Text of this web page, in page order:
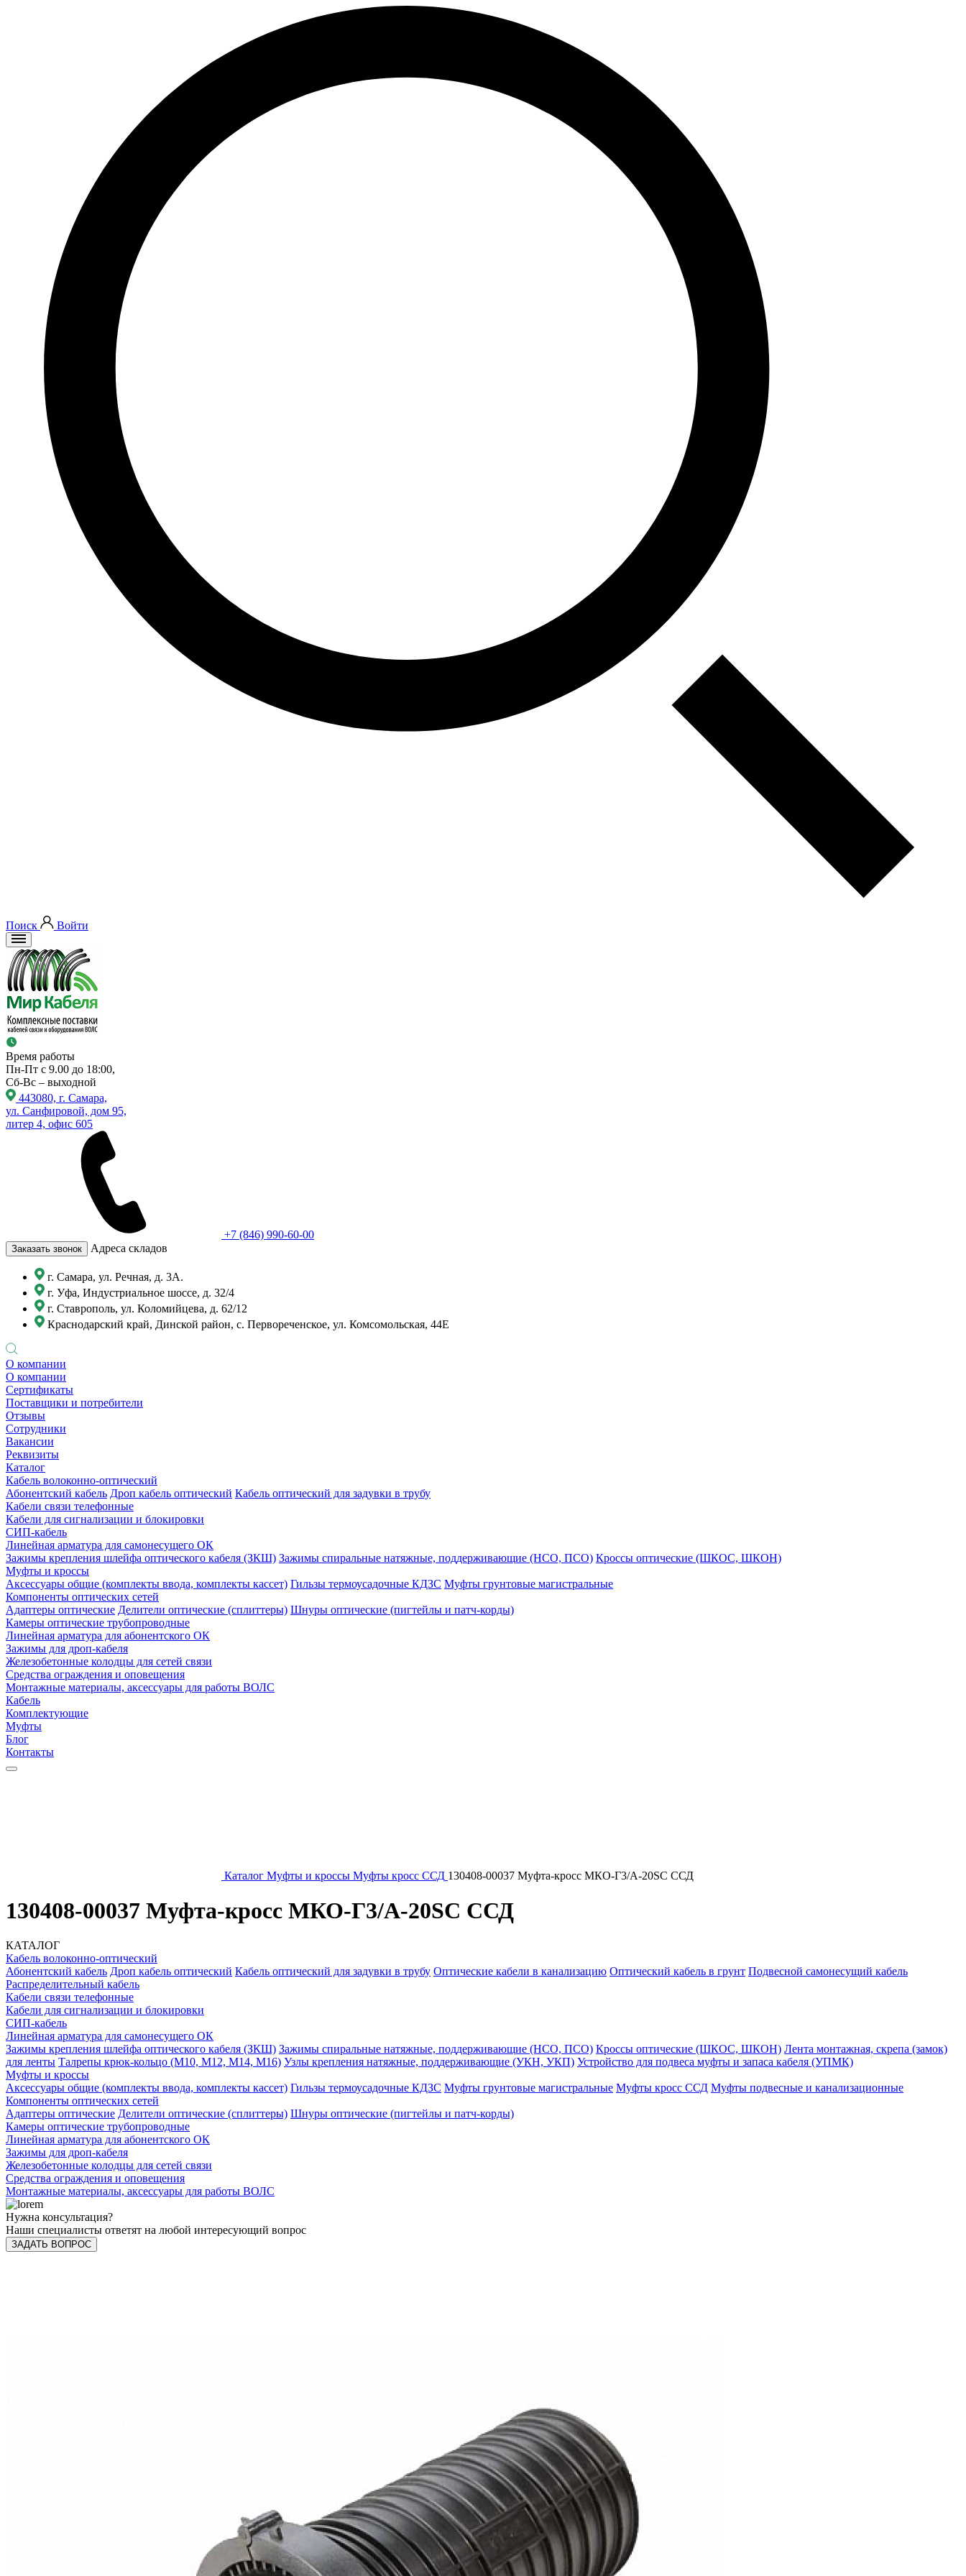
Поиск Войти
Время работы
Пн-Пт с 9.00 до 18:00,
Сб-Вс – выходной
443080, г. Самара,
ул. Санфировой, дом 95,
литер 4, офис 605
+7 (846) 990-60-00
Заказать звонок Адреса складов
г. Самара, ул. Речная, д. 3А.
г. Уфа, Индустриальное шоссе, д. 32/4
г. Ставрополь, ул. Коломийцева, д. 62/12
Краснодарский край, Динской район, с. Первореченское, ул. Комсомольская, 44Е
О компании
О компании
Сертификаты
Поставщики и потребители
Отзывы
Сотрудники
Вакансии
Реквизиты
Каталог
Кабель волоконно-оптический
Абонентский кабель Дроп кабель оптический Кабель оптический для задувки в трубу
Кабели связи телефонные
Кабели для сигнализации и блокировки
СИП-кабель
Линейная арматура для самонесущего ОК
Зажимы крепления шлейфа оптического кабеля (ЗКШ) Зажимы спиральные натяжные, поддерживающие (НСО, ПСО) Кроссы оптические (ШКОС, ШКОН)
Муфты и кроссы
Аксессуары общие (комплекты ввода, комплекты кассет) Гильзы термоусадочные КДЗС Муфты грунтовые магистральные
Компоненты оптических сетей
Адаптеры оптические Делители оптические (сплиттеры) Шнуры оптические (пигтейлы и патч-корды)
Камеры оптические трубопроводные
Линейная арматура для абонентского ОК
Зажимы для дроп-кабеля
Железобетонные колодцы для сетей связи
Средства ограждения и оповещения
Монтажные материалы, аксессуары для работы ВОЛС
Кабель
Комплектующие
Муфты
Блог
Контакты
Каталог Муфты и кроссы Муфты кросс ССД 130408-00037 Муфта-кросс МКО-Г3/A-20SC ССД
130408-00037 Муфта-кросс МКО-Г3/A-20SC ССД
КАТАЛОГ
Кабель волоконно-оптический
Абонентский кабель Дроп кабель оптический Кабель оптический для задувки в трубу Оптические кабели в канализацию Оптический кабель в грунт Подвесной самонесущий кабель
Распределительный кабель
Кабели связи телефонные
Кабели для сигнализации и блокировки
СИП-кабель
Линейная арматура для самонесущего ОК
Зажимы крепления шлейфа оптического кабеля (ЗКШ) Зажимы спиральные натяжные, поддерживающие (НСО, ПСО) Кроссы оптические (ШКОС, ШКОН) Лента монтажная, скрепа (замок)
для ленты Талрепы крюк-кольцо (М10, М12, М14, М16) Узлы крепления натяжные, поддерживающие (УКН, УКП) Устройство для подвеса муфты и запаса кабеля (УПМК)
Муфты и кроссы
Аксессуары общие (комплекты ввода, комплекты кассет) Гильзы термоусадочные КДЗС Муфты грунтовые магистральные Муфты кросс ССД Муфты подвесные и канализационные
Компоненты оптических сетей
Адаптеры оптические Делители оптические (сплиттеры) Шнуры оптические (пигтейлы и патч-корды)
Камеры оптические трубопроводные
Линейная арматура для абонентского ОК
Зажимы для дроп-кабеля
Железобетонные колодцы для сетей связи
Средства ограждения и оповещения
Монтажные материалы, аксессуары для работы ВОЛС
Нужна консультация?
Наши специалисты ответят на любой интересующий вопрос
ЗАДАТЬ ВОПРОС